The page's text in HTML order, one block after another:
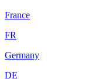
France
FR
Germany
DE